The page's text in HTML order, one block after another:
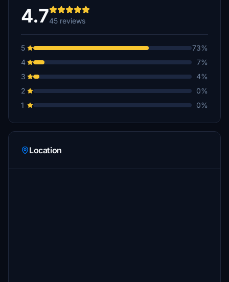
4.745 reviews
5
73%
4
7%
3
4%
2
0%
1
0%
Location